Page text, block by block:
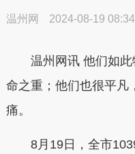
温州网 2024-08-19
温州网讯 他们如此
命之重；他们也很平凡
痛。
8月19日，全市